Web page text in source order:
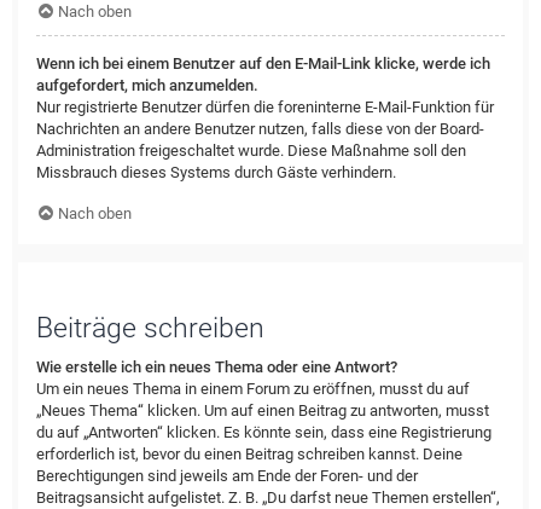
Nach oben
Wenn ich bei einem Benutzer auf den E-Mail-Link klicke, werde ich
aufgefordert, mich anzumelden.
Nur registrierte Benutzer dürfen die foreninterne E-Mail-Funktion für
Nachrichten an andere Benutzer nutzen, falls diese von der Board-
Administration freigeschaltet wurde. Diese Maßnahme soll den
Missbrauch dieses Systems durch Gäste verhindern.
Nach oben
Beiträge schreiben
Wie erstelle ich ein neues Thema oder eine Antwort?
Um ein neues Thema in einem Forum zu eröffnen, musst du auf
„Neues Thema“ klicken. Um auf einen Beitrag zu antworten, musst
du auf „Antworten“ klicken. Es könnte sein, dass eine Registrierung
erforderlich ist, bevor du einen Beitrag schreiben kannst. Deine
Berechtigungen sind jeweils am Ende der Foren- und der
Beitragsansicht aufgelistet. Z. B. „Du darfst neue Themen erstellen“,